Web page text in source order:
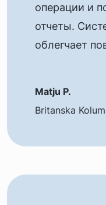
операции и
отчеты.
облегчает
Matju P.
Britanska